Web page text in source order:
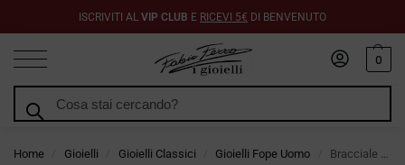
ISCRIVITI AL VIP CLUB E RICEVI 5€ DI BENVENUTO
0
Home Gioielli Gioielli Classici Gioielli Fope Uomo Bracciale Fope Flex It Collezione Vendome in Oro Bianco